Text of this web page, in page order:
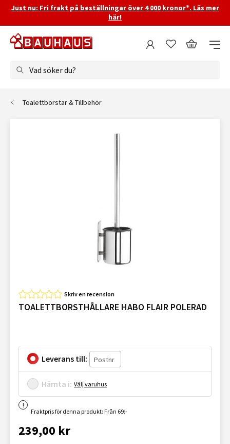
Just nu: Fri frakt på beställningar över 4 000 kronor*. Läs mer
här!
Vad söker du?
Toalettborstar & Tillbehör
Skriv en recension
TOALETTBORSTHÅLLARE HABO FLAIR POLERAD
Leverans till:
Hämta i: Välj varuhus
Fraktpris för denna produkt: Från 69:-
239,00 kr